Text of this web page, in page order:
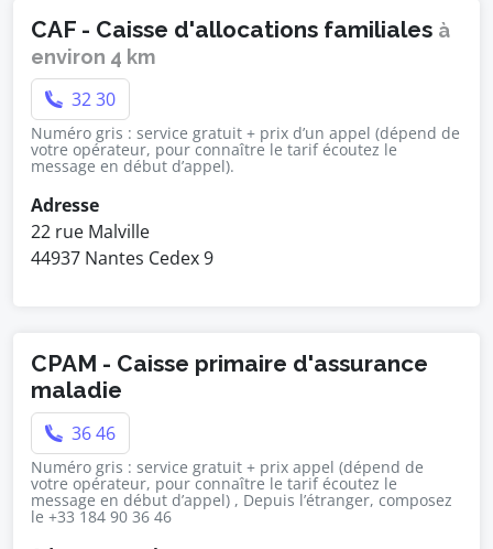
CAF - Caisse d'allocations familiales à
environ 4 km
32 30
Numéro gris : service gratuit + prix d’un appel (dépend de
votre opérateur, pour connaître le tarif écoutez le
message en début d’appel).
Adresse
22 rue Malville
44937 Nantes Cedex 9
CPAM - Caisse primaire d'assurance
maladie
36 46
Numéro gris : service gratuit + prix appel (dépend de
votre opérateur, pour connaître le tarif écoutez le
message en début d’appel) , Depuis l’étranger, composez
le +33 184 90 36 46